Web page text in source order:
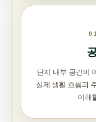
단지 내부 공간이
실제 생활 흐름과
이해